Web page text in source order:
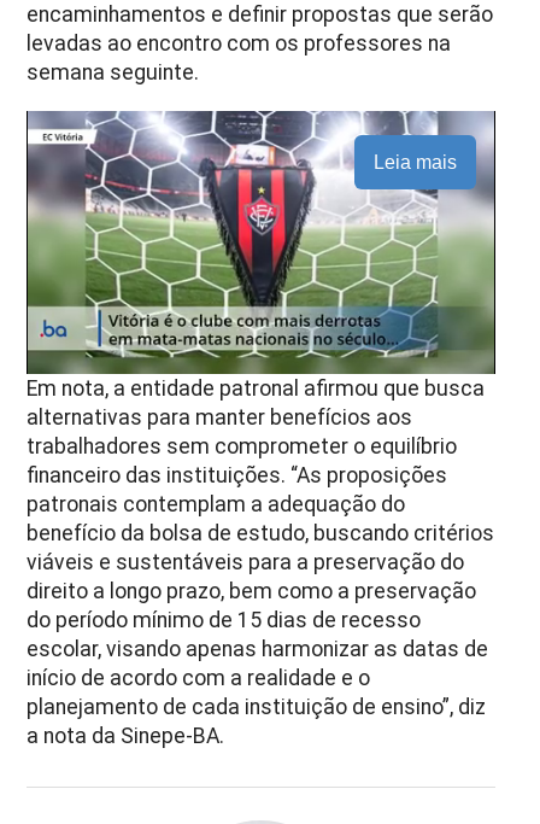
encaminhamentos e definir propostas que serão
levadas ao encontro com os professores na
semana seguinte.
Leia mais
Em nota, a entidade patronal afirmou que busca
alternativas para manter benefícios aos
trabalhadores sem comprometer o equilíbrio
financeiro das instituições. “As proposições
patronais contemplam a adequação do
benefício da bolsa de estudo, buscando critérios
viáveis e sustentáveis para a preservação do
direito a longo prazo, bem como a preservação
do período mínimo de 15 dias de recesso
escolar, visando apenas harmonizar as datas de
início de acordo com a realidade e o
planejamento de cada instituição de ensino”, diz
a nota da Sinepe-BA.